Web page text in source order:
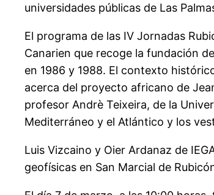
universidades públicas de Las
El programa de las IV Jornadas
Canarien que recoge la fundación
en 1986 y 1988. El contexto
acerca del proyecto africano de
profesor Andrè Teixeira, de la
Mediterráneo y el Atlántico y los
Luis Vizcaino y Oier Ardanaz de
geofísicas en San Marcial de